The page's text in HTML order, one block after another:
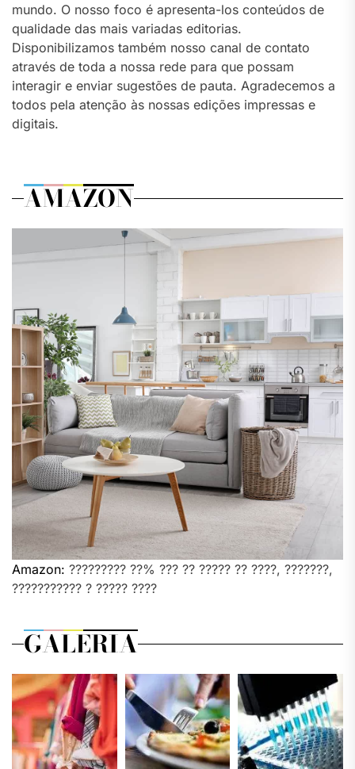
mundo. O nosso foco é apresenta-los conteúdos de
qualidade das mais variadas editorias.
Disponibilizamos também nosso canal de contato
através de toda a nossa rede para que possam
interagir e enviar sugestões de pauta. Agradecemos a
todos pela atenção às nossas edições impressas e
digitais.
AMAZON
Amazon: ????????? ??% ??? ?? ????? ?? ????, ???????,
??????????? ? ????? ????
GALERIA